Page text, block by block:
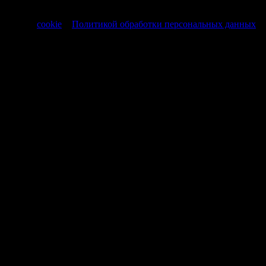
cookie Политикой обработки персональных данных